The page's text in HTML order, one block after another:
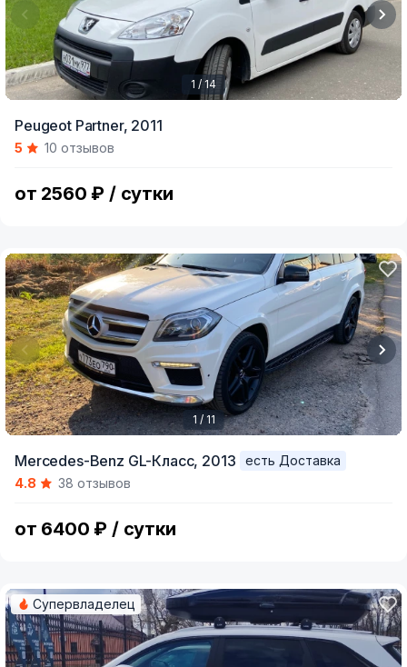
of
1 / 14
Peugeot Partner, 2011
5 10 отзывов
от 2560 ₽ / сутки
of
1 / 11
Mercedes-Benz GL-Класс, 2013
есть Доставка
4.8
38 отзывов
от 6400 ₽ / сутки
Супервладелец